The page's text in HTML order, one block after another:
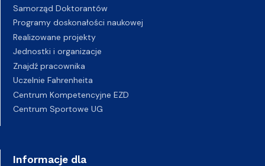
Samorząd Doktorantów
Programy doskonałości naukowej
Realizowane projekty
Jednostki i organizacje
Znajdź pracownika
Uczelnie Fahrenheita
Centrum Kompetencyjne EZD
Centrum Sportowe UG
Informacje dla